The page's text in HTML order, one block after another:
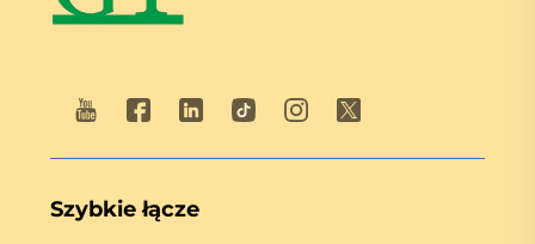
Szybkie łącze